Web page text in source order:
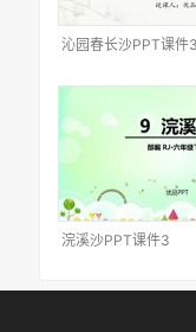
沁园春长沙PPT课件3
浣溪沙PPT课件3